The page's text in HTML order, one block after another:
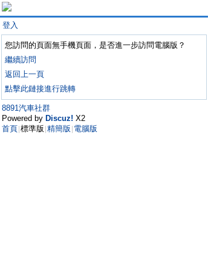
登入
您訪問的頁面無手機頁面，是否進一步訪問電腦版？
繼續訪問
返回上一頁
點擊此鏈接進行跳轉
8891汽車社群
Powered by Discuz! X2
首頁 標準版 精簡版 電腦版